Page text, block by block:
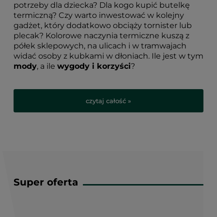
potrzeby dla dziecka? Dla kogo kupić butelkę
termiczną? Czy warto inwestować w kolejny
gadżet, który dodatkowo obciąży tornister lub
plecak? Kolorowe naczynia termiczne kuszą z
półek sklepowych, na ulicach i w tramwajach
widać osoby z kubkami w dłoniach. Ile jest w tym
mody, a ile wygody i korzyści?
czytaj całość »
Super oferta